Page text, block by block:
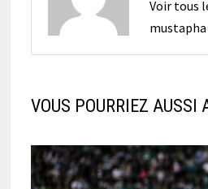
Voir tous
VOUS POURRIEZ AUSSI